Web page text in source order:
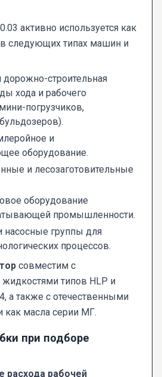
активно используется как
следующих типах машин и
дорожно-строительная
хода и рабочего
погрузчиков,
и
оборудование.
и лесозаготовительные
оборудование
промышленности.
насосные группы для
процессов.
совместим с
типов HLP и
а также с отечественными
как масла серии МГ.
при подборе
расхода рабочей